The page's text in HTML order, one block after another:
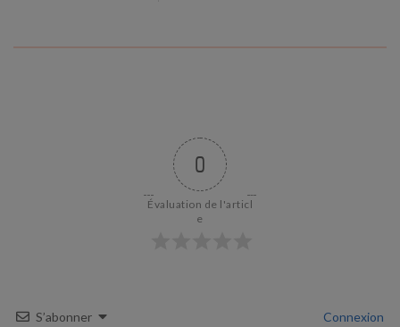
0
Évaluation de l'articl
e
S’abonner Connexion